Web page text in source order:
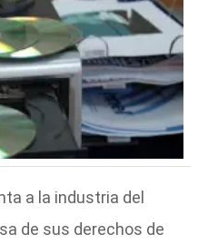
a la industria del
de sus derechos de